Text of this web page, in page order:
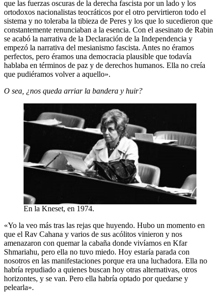
que las fuerzas oscuras de la derecha fascista por un lado y los
ortodoxos nacionalistas teocráticos por el otro pervirtieron todo el
sistema y no toleraba la tibieza de Peres y los que lo sucedieron que
constantemente renunciaban a la esencia. Con el asesinato de Rabin
se acabó la narrativa de la Declaración de la Independencia y
empezó la narrativa del mesianismo fascista. Antes no éramos
perfectos, pero éramos una democracia plausible que todavía
hablaba en términos de paz y de derechos humanos. Ella no creía
que pudiéramos volver a aquello».
O sea, ¿nos queda arriar la bandera y huir?
En la Kneset, en 1974.
«Yo la veo más tras las rejas que huyendo. Hubo un momento en
que el Rav Cahana y varios de sus acólitos vinieron y nos
amenazaron con quemar la cabaña donde vivíamos en Kfar
Shmariahu, pero ella no tuvo miedo. Hoy estaría parada con
nosotros en las manifestaciones porque era una luchadora. Ella no
habría repudiado a quienes buscan hoy otras alternativas, otros
horizontes, y se van. Pero ella habría optado por quedarse y
pelearla».